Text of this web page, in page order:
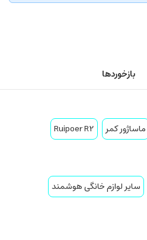
بازخوردها
ماساژور کمر Ruipoer R2
سایر لوازم خانگی هوشمند